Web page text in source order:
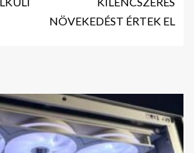
NÖVEKEDÉST ÉRTEK EL